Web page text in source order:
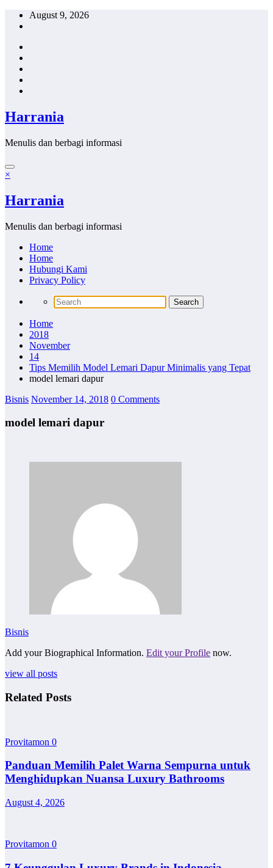
Skip
August 9, 2026
Harrania
Menulis dan berbagi informasi
×
Harrania
Menulis dan berbagi informasi
Home
Home
Hubungi Kami
Privacy Policy
Home
2018
November
14
Tips Memilih Model Lemari Dapur Minimalis yang Tepat
model lemari dapur
Bisnis November 14, 2018 0 Comments
model lemari dapur
Bisnis
Add your Biographical Information. Edit your Profile now.
view all posts
Related Posts
Provitamon 0
Panduan Memilih Palet Warna Sempurna untuk
Menghidupkan Nuansa Luxury Bathrooms
August 4, 2026
Provitamon 0